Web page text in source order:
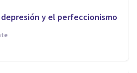
y el perfeccionismo